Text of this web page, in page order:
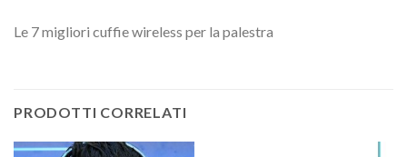
Le 7 migliori cuffie wireless per la palestra
PRODOTTI CORRELATI